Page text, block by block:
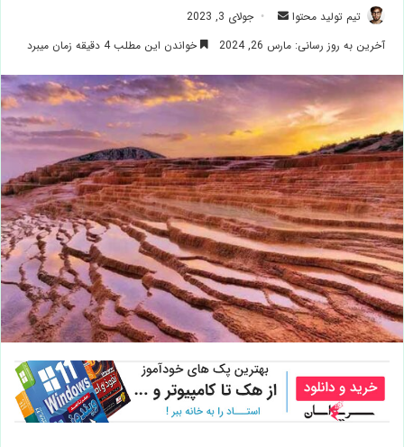
تیم تولید محتوا
ارسال
ایمیل
جولای 3, 2023
آخرین به روز رسانی: مارس 26, 2024
خواندن این مطلب 4 دقیقه زمان میبرد